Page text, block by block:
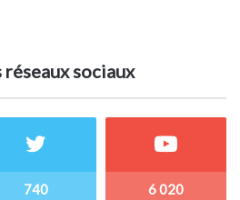
sociaux
740 6 020